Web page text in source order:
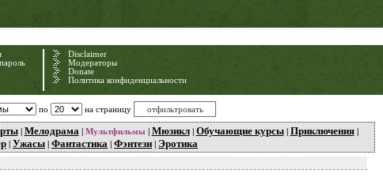
Disclaimer
Модераторы
Donate
Политика конфиденциальности
по на страницу
| Мелодрама Мультфильмы Мюзикл| Обучающие курсы| Приключения|
Ужасы Фантастика Фэнтези Эротика